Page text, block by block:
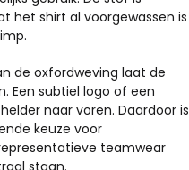
het shirt al voorgewassen is
de oxfordweving laat de
Een subtiel logo of een
naar voren. Daardoor is
keuze voor
teamwear
staan.